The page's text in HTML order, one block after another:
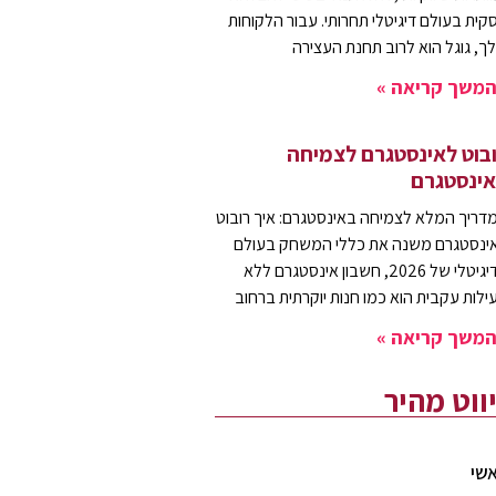
בעולם דיגיטלי תחרותי. עבור הלקוחות
גוגל הוא לרוב תחנת העצירה
קריאה »
לאינסטגרם לצמיחה
המלא לצמיחה באינסטגרם: איך רובוט
משנה את כללי המשחק בעולם
הדיגיטלי של 2026, חשבון אינסטגרם ללא
עקבית הוא כמו חנות יוקרתית ברחוב
קריאה »
מהיר